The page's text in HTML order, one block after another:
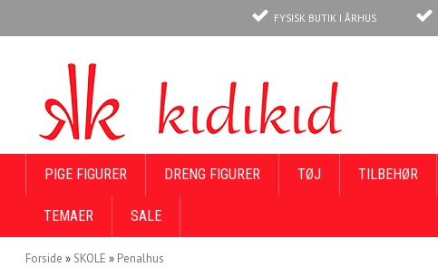
FYSISK BUTIK I ÅRHUS
PIGE FIGURER DRENG FIGURER TØJ TILBEHØR
TEMAER SALE
Forside » SKOLE » Penalhus